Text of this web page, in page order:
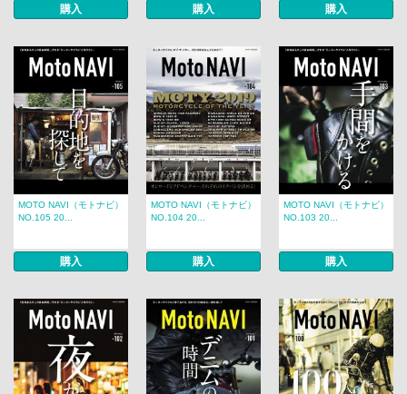
購入 購入 購入
MOTO NAVI（モトナビ）
NO.105 20...
購入
MOTO NAVI（モトナビ）
NO.104 20...
購入
MOTO NAVI（モトナビ）
NO.103 20...
購入